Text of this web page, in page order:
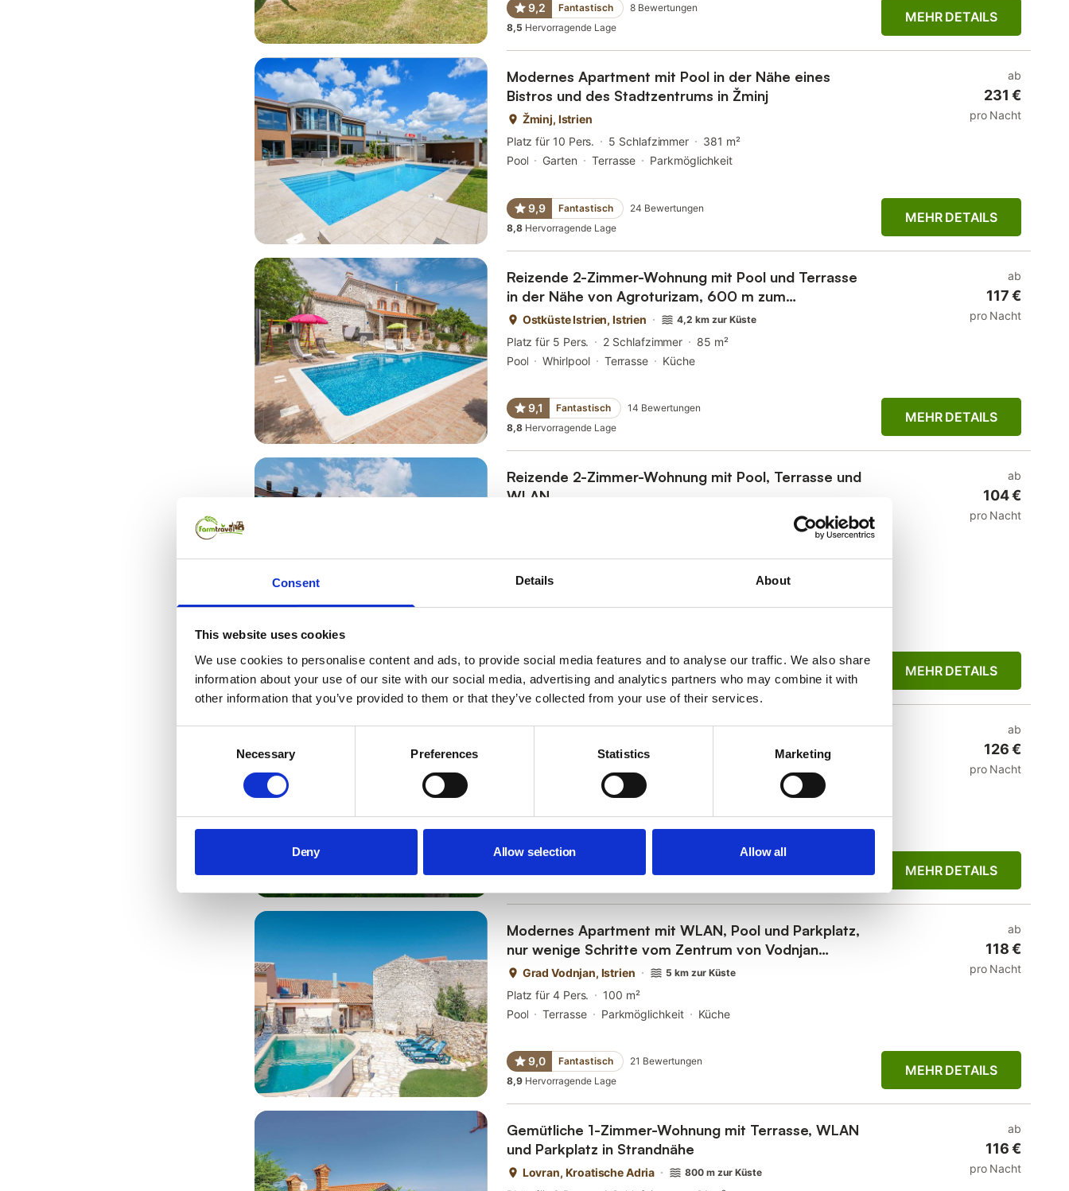
Consent Details About
This website uses cookies
We use cookies to personalise content and ads, to provide social media features and to analyse our traffic. We also share
information about your use of our site with our social media, advertising and analytics partners who may combine it with
other information that you’ve provided to them or that they’ve collected from your use of their services.
Necessary Preferences Statistics Marketing
Deny Allow selection Allow all
9,2 Fantastisch 8 Bewertungen
8,5 Hervorragende Lage
MEHR DETAILS
Modernes Apartment mit Pool in der Nähe eines
Bistros und des Stadtzentrums in Žminj
Žminj, Istrien
Platz für 10 Pers.
5 Schlafzimmer
381 m²
Pool
Garten Terrasse Parkmöglichkeit
9,9 Fantastisch 24 Bewertungen
8,8 Hervorragende Lage
ab
231 €
pro Nacht
MEHR DETAILS
Reizende 2-Zimmer-Wohnung mit Pool und Terrasse
in der Nähe von Agroturizam, 600 m zum
Restaurant
Ostküste Istrien, Istrien 4,2 km zur Küste
Platz für 5 Pers. 2 Schlafzimmer
85 m²
Pool
Whirlpool Terrasse Küche
9,1 Fantastisch 14 Bewertungen
8,8 Hervorragende Lage
ab
117 €
pro Nacht
MEHR DETAILS
Reizende 2-Zimmer-Wohnung mit Pool, Terrasse und
WLAN
Pool
Terrasse Parkmöglichkeit Küche
“Dieses sehr gut ausgestattete Haus liegt ca. 15 km von Split
entfernt in einem kleinen Dorf in den Hügeln. Es ist in einem sehr
guten Zustand und die Gastgeber sind sehr hilfsbereit, indem sie auf
ab
104 €
pro Nacht
MEHR DETAILS
Gemütliche 100 m² große Wohnung mit Pool, WLAN
und Parkplatz in der Nähe der Restaurants in Kringa
Sveti Petar u Šumi, Istrien
2 Schlafzimmer
Pool
Garten Parkmöglichkeit Küche
9,9 Fantastisch 8 Bewertungen
ab
126 €
pro Nacht
MEHR DETAILS
Modernes Apartment mit WLAN, Pool und Parkplatz,
nur wenige Schritte vom Zentrum von Vodnjan
entfernt
Grad Vodnjan, Istrien 5 km zur Küste
Platz für 4 Pers.
100 m²
Pool
Terrasse Parkmöglichkeit Küche
9,0 Fantastisch 21 Bewertungen
8,9 Hervorragende Lage
ab
118 €
pro Nacht
MEHR DETAILS
Gemütliche 1-Zimmer-Wohnung mit Terrasse, WLAN
und Parkplatz in Strandnähe
Lovran, Kroatische Adria 800 m zur Küste
ab
116 €
pro Nacht